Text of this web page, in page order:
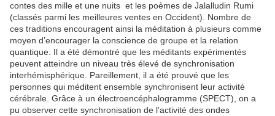
contes des mille et une nuits et les poèmes de Jalalludin Rumi
(classés parmi les meilleures ventes en Occident). Nombre de
ces traditions encouragent ainsi la méditation à plusieurs comme
moyen d’encourager la conscience de groupe et la relation
quantique. Il a été démontré que les méditants expérimentés
peuvent atteindre un niveau très élevé de synchronisation
interhémisphérique. Pareillement, il a été prouvé que les
personnes qui méditent ensemble synchronisent leur activité
cérébrale. Grâce à un électroencéphalogramme (SPECT), on a
pu observer cette synchronisation de l’activité des ondes